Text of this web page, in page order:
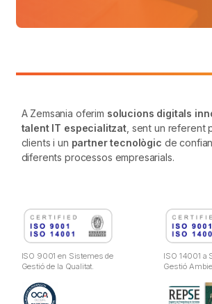
A Zemsania oferim solucions digitals
talent IT especialitzat , sent un referent
clients i un partner tecnològic de
diferents processos empresarials.
ISO 9001 en Sistemes de
Gestió de la Qualitat.
ISO 14001 a
Gestió